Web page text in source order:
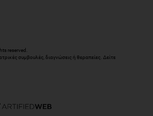
reserved.
συμβουλές, διαγνώσεις ή θεραπείες. Δείτε